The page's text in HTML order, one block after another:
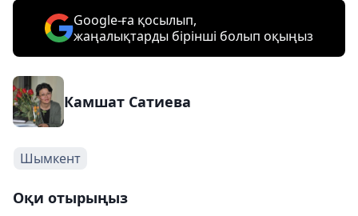
Google-ға қосылып,
жаңалықтарды бірінші болып оқыңыз
Камшат Сатиева
Шымкент
Оқи отырыңыз